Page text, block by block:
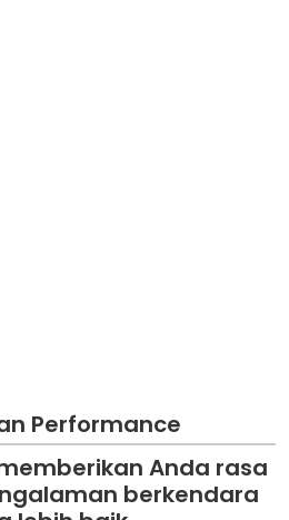
Performance
Anda rasa
berkendara